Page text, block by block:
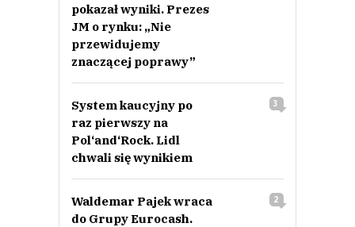
pokazał wyniki. Prezes
JM o rynku: „Nie
przewidujemy
znaczącej poprawy”
System kaucyjny po
raz pierwszy na
Pol‘and‘Rock. Lidl
chwali się wynikiem
3
Waldemar Pajek wraca
do Grupy Eurocash.
2